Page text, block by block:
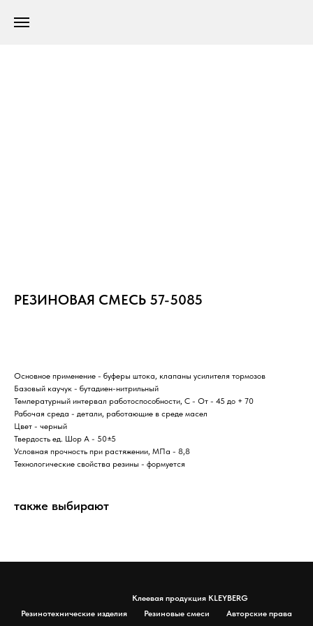
РЕЗИНОВАЯ СМЕСЬ 57-5085
Основное применение - буферы штока, клапаны усилителя тормозов
Базовый каучук - бутадиен-нитрильный
Температурный интервал работоспособности, С - От - 45 до + 70
Рабочая среда - детали, работающие в среде масел
Цвет - черный
Твердость ед. Шор А - 50±5
Условная прочность при растяжении, МПа - 8,8
Технологические свойства резины - формуется
также выбирают
Клеевая продукция KLEYBERG
Резинотехнические изделия
Резиновые смеси Авторские права